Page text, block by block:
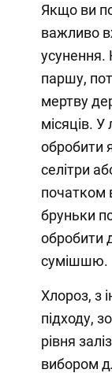
Якщо ви
важливо
паршу,
мертву
місяців.
обробити
селітри
початком
бруньки
обробити
сумішшю.
Хлороз, з
підходу,
рівня
вибором